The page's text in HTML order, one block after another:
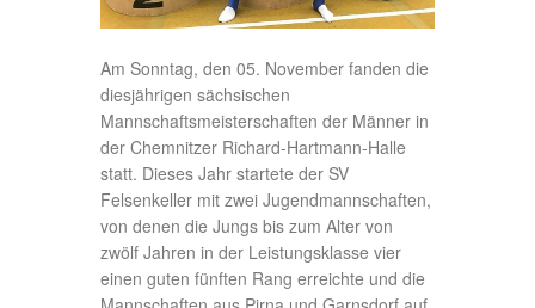
Am Sonntag, den 05. November fanden die
diesjährigen sächsischen
Mannschaftsmeisterschaften der Männer in
der Chemnitzer Richard-Hartmann-Halle
statt. Dieses Jahr startete der SV
Felsenkeller mit zwei Jugendmannschaften,
von denen die Jungs bis zum Alter von
zwölf Jahren in der Leistungsklasse vier
einen guten fünften Rang erreichte und die